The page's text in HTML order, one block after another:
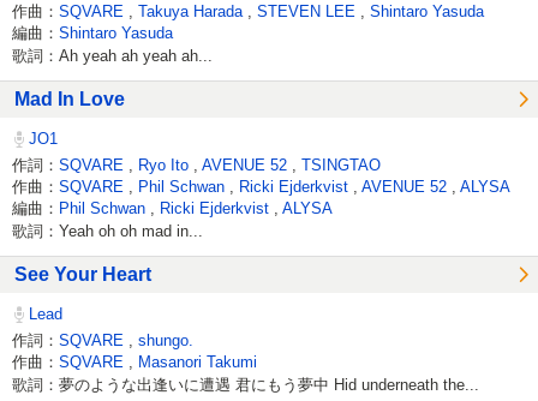
作曲： SQVARE Takuya Harada STEVEN LEE
Shintaro Yasuda
編曲： Shintaro Yasuda
歌詞：Ah yeah ah yeah ah...
Mad In Love
JO1
作詞： SQVARE Ryo Ito AVENUE 52
TSINGTAO
作曲： SQVARE Phil Schwan Ricki Ejderkvist AVENUE 52
ALYSA
編曲： Phil Schwan Ricki Ejderkvist ALYSA
歌詞：Yeah oh oh mad in...
See Your Heart
Lead
作詞： SQVARE
shungo.
作曲： SQVARE Masanori Takumi
歌詞：夢のような出逢いに遭遇 君にもう夢中 Hid underneath the...